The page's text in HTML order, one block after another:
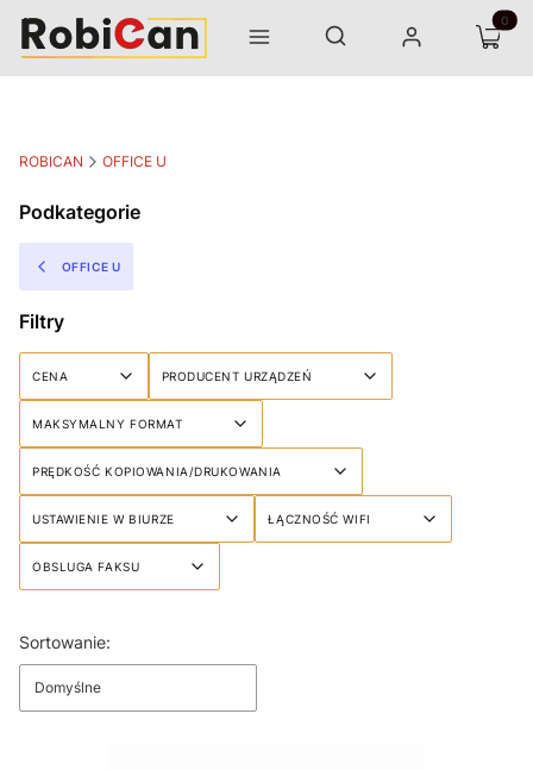
Menu Otwórz wyszukiwarkę
Szukaj Zaloguj się Koszyk
ROBICAN OFFICE U
Podkategorie
OFFICE U
Filtry
CENA PRODUCENT URZĄDZEŃ
MAKSYMALNY FORMAT
PRĘDKOŚĆ KOPIOWANIA/DRUKOWANIA
USTAWIENIE W BIURZE ŁĄCZNOŚĆ WIFI
OBSLUGA FAKSU
Lista produktów
Sortowanie:
Domyślne